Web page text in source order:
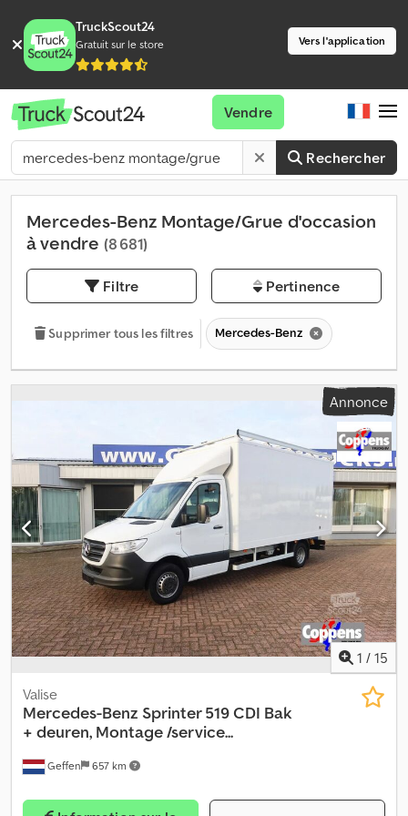
TruckScout24
Gratuit sur le store Vers l'application
Rechercher
Vendre
Mercedes-Benz Montage/Grue d'occasion
à vendre (8 681)
Filtre Pertinence
Supprimer tous les filtres Mercedes-Benz
Annonce
1 / 15
Geffen 657 km
Valise
Mercedes-Benz Sprinter 519 CDI Bak
+ deuren, Montage /service...